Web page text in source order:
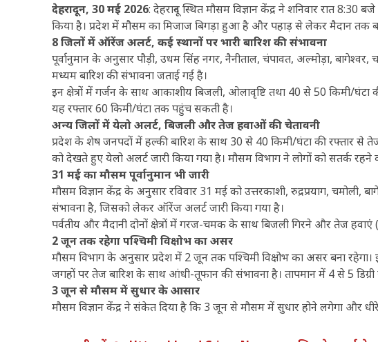
देहरादून, 30 मई 2026: देहरादून स्थित मौसम विज्ञान केंद्र ने शनिवार रात 8:30
किया है। प्रदेश में मौसम का मिजाज बिगड़ा हुआ है और पहाड़ से लेकर मैदान तक
8 जिलों में ऑरेंज अलर्ट, कई स्थानों पर भारी बारिश की संभावना
पूर्वानुमान के अनुसार पौड़ी, उधम सिंह नगर, नैनीताल, चंपावत, अल्मोड़ा,
मध्यम बारिश की संभावना जताई गई है।
इन क्षेत्रों में गर्जन के साथ आकाशीय बिजली, ओलावृष्टि तथा 40 से 50 किमी/
यह रफ्तार 60 किमी/घंटा तक पहुंच सकती है।
अन्य जिलों में येलो अलर्ट, बिजली और तेज हवाओं की चेतावनी
प्रदेश के शेष जनपदों में हल्की बारिश के साथ 30 से 40 किमी/घंटा की रफ्तार
को देखते हुए येलो अलर्ट जारी किया गया है। मौसम विभाग ने लोगों को सतर्क रहने
31 मई का मौसम पूर्वानुमान भी जारी
मौसम विज्ञान केंद्र के अनुसार रविवार 31 मई को उत्तरकाशी, रुद्रप्रयाग, चमोली,
संभावना है, जिसको लेकर ऑरेंज अलर्ट जारी किया गया है।
पर्वतीय और मैदानी दोनों क्षेत्रों में गरज-चमक के साथ बिजली गिरने और तेज
2 जून तक रहेगा पश्चिमी विक्षोभ का असर
मौसम विभाग के अनुसार प्रदेश में 2 जून तक पश्चिमी विक्षोभ का असर बना
जगहों पर तेज बारिश के साथ आंधी-तूफान की संभावना है। तापमान में 4 से 5
3 जून से मौसम में सुधार के आसार
मौसम विज्ञान केंद्र ने संकेत दिया है कि 3 जून से मौसम में सुधार होने लगेगा और